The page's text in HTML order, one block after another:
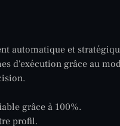
automatique et
d'exécution grâce au
grâce à 100%.
profil.